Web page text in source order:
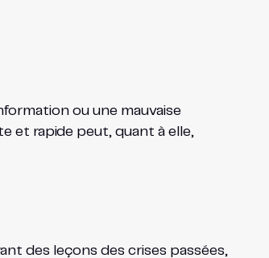
ou une mauvaise
et rapide peut, quant à elle,
des leçons des crises passées,